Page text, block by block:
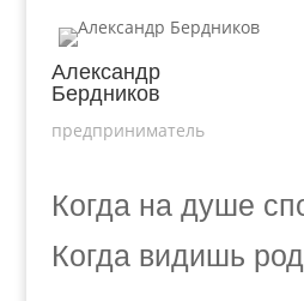
Александр
Бердников
предприниматель
Когда на душе
Когда видишь